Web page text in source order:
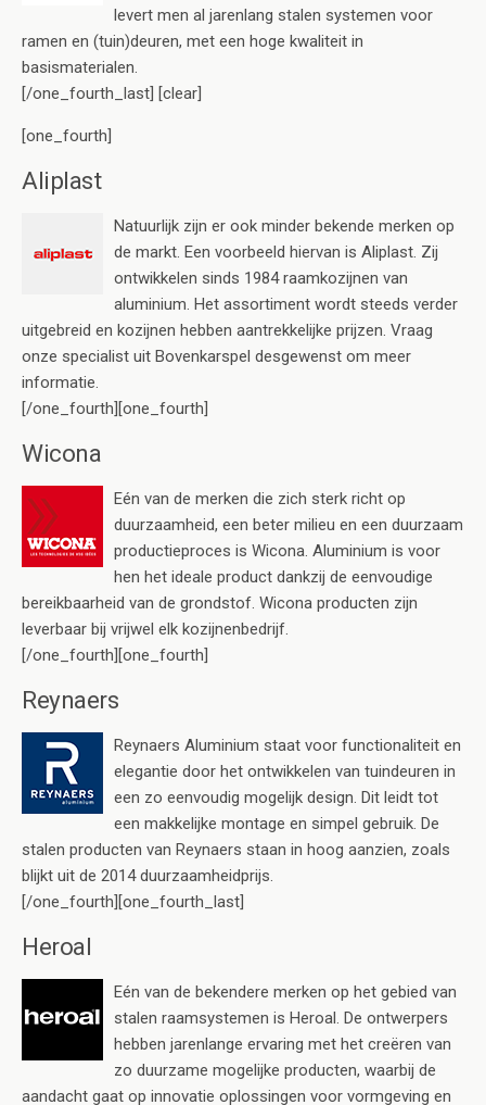
levert men al jarenlang stalen systemen voor
ramen en (tuin)deuren, met een hoge kwaliteit in
basismaterialen.
[/one_fourth_last] [clear]
[one_fourth]
Aliplast
Natuurlijk zijn er ook minder bekende merken op
de markt. Een voorbeeld hiervan is Aliplast. Zij
ontwikkelen sinds 1984 raamkozijnen van
aluminium. Het assortiment wordt steeds verder
uitgebreid en kozijnen hebben aantrekkelijke prijzen. Vraag
onze specialist uit Bovenkarspel desgewenst om meer
informatie.
[/one_fourth][one_fourth]
Wicona
Eén van de merken die zich sterk richt op
duurzaamheid, een beter milieu en een duurzaam
productieproces is Wicona. Aluminium is voor
hen het ideale product dankzij de eenvoudige
bereikbaarheid van de grondstof. Wicona producten zijn
leverbaar bij vrijwel elk kozijnenbedrijf.
[/one_fourth][one_fourth]
Reynaers
Reynaers Aluminium staat voor functionaliteit en
elegantie door het ontwikkelen van tuindeuren in
een zo eenvoudig mogelijk design. Dit leidt tot
een makkelijke montage en simpel gebruik. De
stalen producten van Reynaers staan in hoog aanzien, zoals
blijkt uit de 2014 duurzaamheidprijs.
[/one_fourth][one_fourth_last]
Heroal
Eén van de bekendere merken op het gebied van
stalen raamsystemen is Heroal. De ontwerpers
hebben jarenlange ervaring met het creëren van
zo duurzame mogelijke producten, waarbij de
aandacht gaat op innovatie oplossingen voor vormgeving en